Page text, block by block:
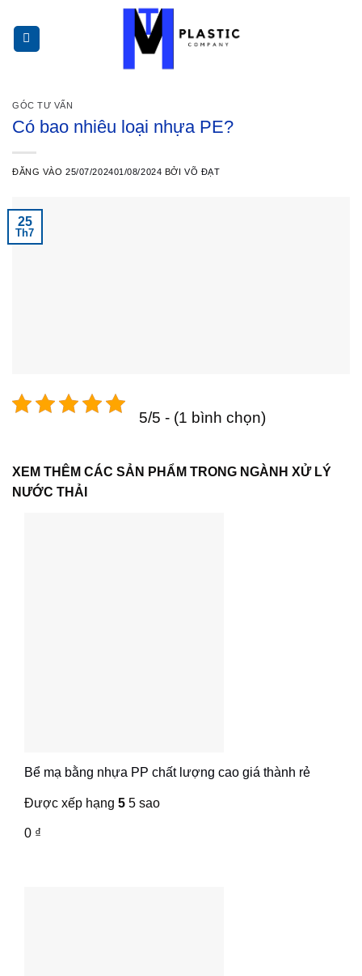
qua
nội
GÓC TƯ VẤN
Có bao nhiêu loại nhựa PE?
ĐĂNG VÀO25/07/202401/08/2024 BỞIVÕ ĐẠT
25
Th7
5/5 - (1 bình chọn)
XEM THÊM CÁC SẢN PHẨM TRONG NGÀNH XỬ LÝ
NƯỚC THẢI
Bể mạ bằng nhựa PP chất lượng cao giá thành rẻ
Được xếp hạng 5 5 sao
0 ₫